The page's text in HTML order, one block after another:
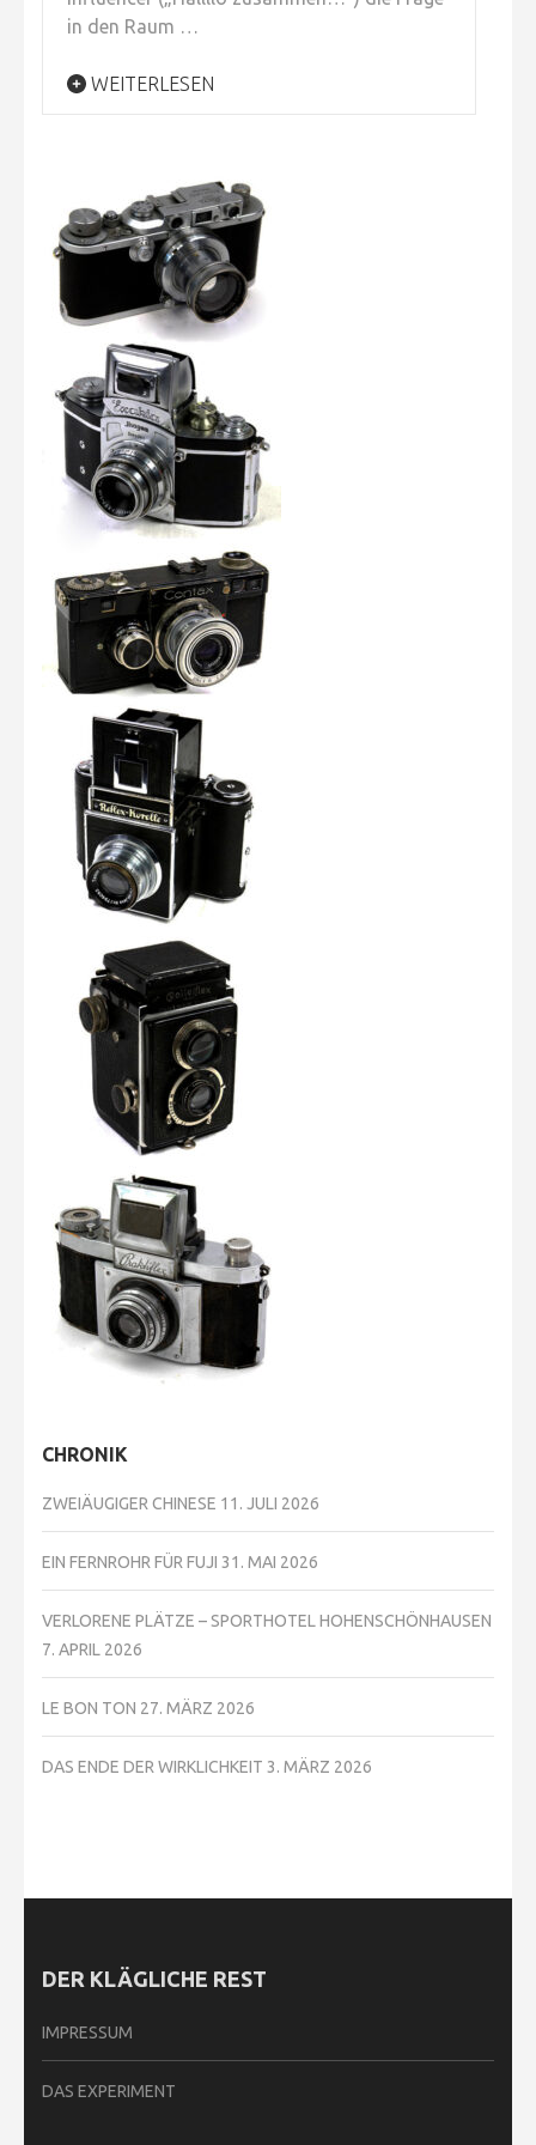
in den Raum …
WEITERLESEN
CHRONIK
ZWEIÄUGIGER CHINESE 11. JULI 2026
EIN FERNROHR FÜR FUJI 31. MAI 2026
VERLORENE PLÄTZE – SPORTHOTEL HOHENSCHÖNHAUSEN
7. APRIL 2026
LE BON TON 27. MÄRZ 2026
DAS ENDE DER WIRKLICHKEIT 3. MÄRZ 2026
DER KLÄGLICHE REST
IMPRESSUM
DAS EXPERIMENT